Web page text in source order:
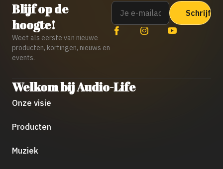
Blijf op de
hoogte!
Weet als eerste van nieuwe
producten, kortingen, nieuws en
events.
Email
Welkom bij Audio-Life
Onze visie
Producten
Muziek